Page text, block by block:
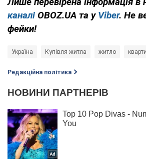
каналі OBOZ.UA та у Viber. Не
фейки!
Україна Купівля житла житло
Редакційна політика